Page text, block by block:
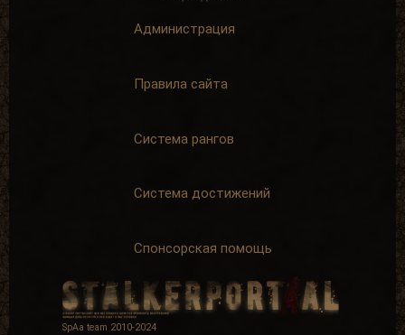
Администрация
Правила сайта
Система рангов
Система достижений
Спонсорская помощь
SpAa team 2010-2024